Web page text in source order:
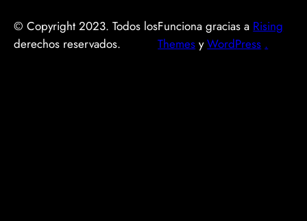
© Copyright 2023. Todos los
derechos reservados.
Funciona gracias a Rising
Themes yWordPress .